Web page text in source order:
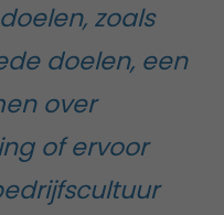
zoals
doelen, een
over
of ervoor